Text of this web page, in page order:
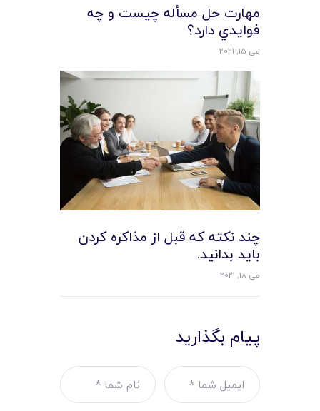
مهارت حل مسأله چيست و چه
فوايدي دارد؟
می 15, 2021
چند نکته که قبل از مذاکره کردن
بايد بدانيد.
می 18, 2021
پیام بگذارید